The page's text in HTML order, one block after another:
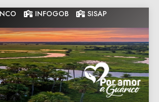
INFOGOB SISAP
Gobernacion
de Guarico
Gobernacion de Guarico